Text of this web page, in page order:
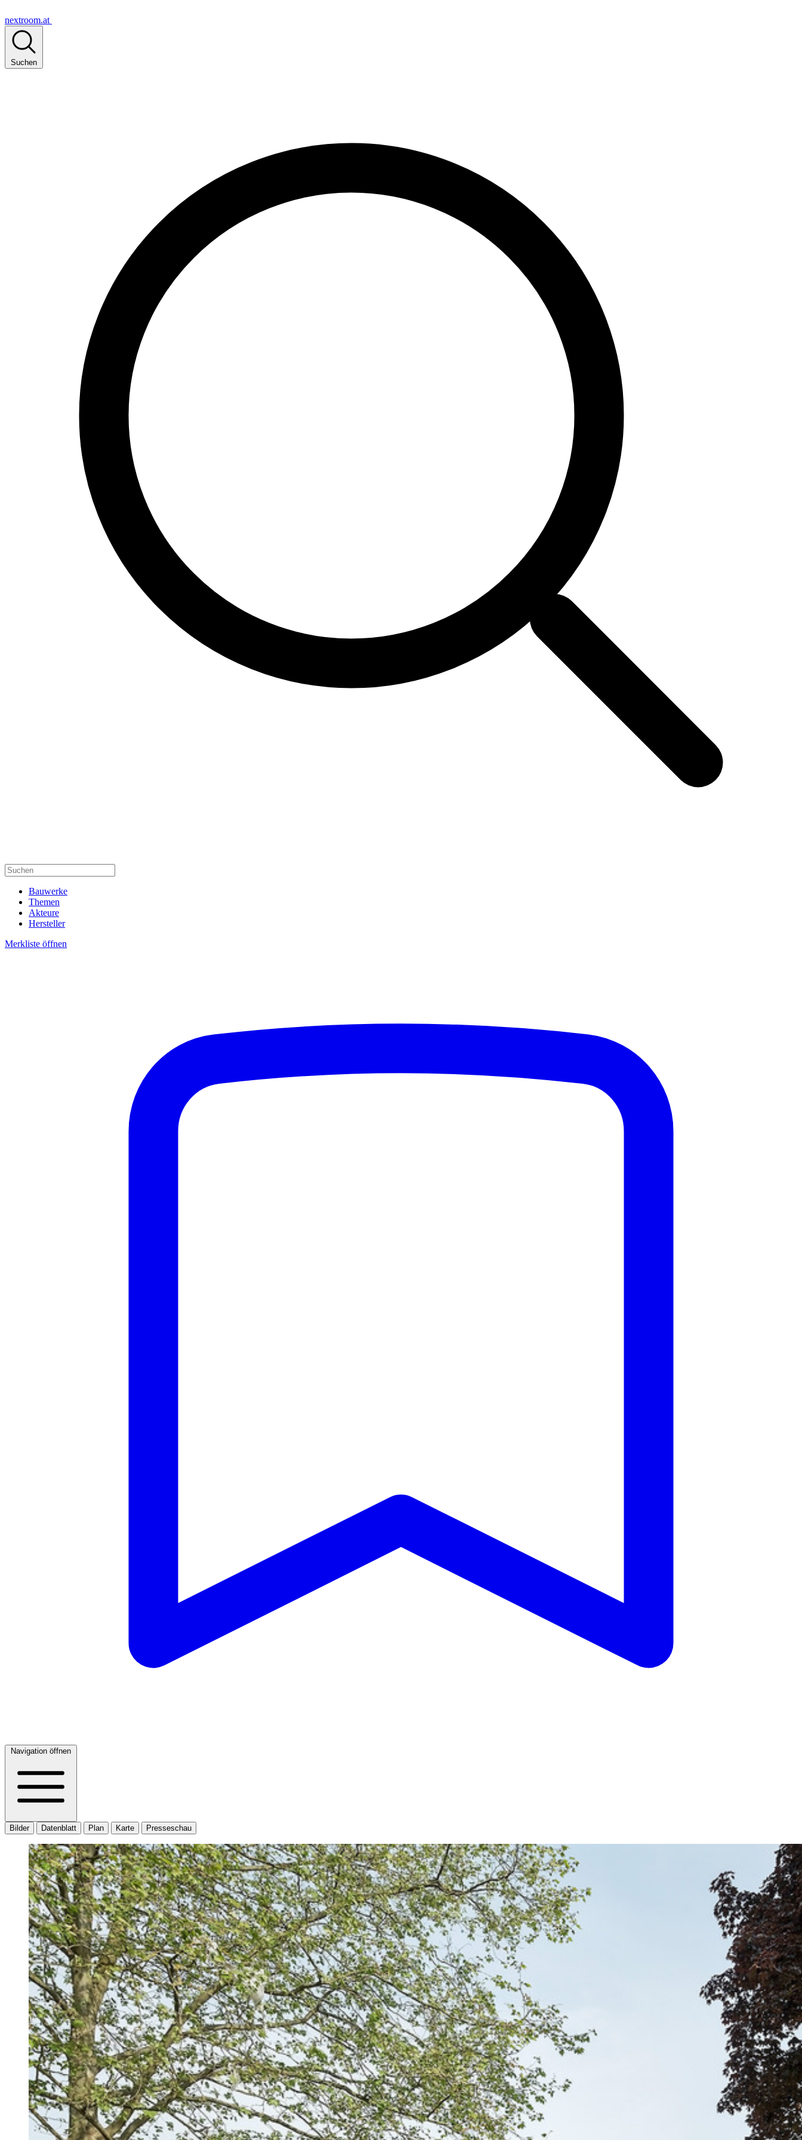
nextroom.at
Suchen
Bauwerke
Themen
Akteure
Hersteller
Merkliste öffnen
Navigation öffnen
Bilder Datenblatt Plan Karte Presseschau